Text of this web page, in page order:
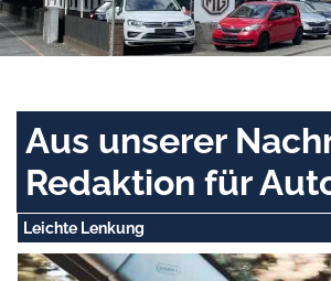
Aus unserer
Redaktion für
Leichte Lenkung